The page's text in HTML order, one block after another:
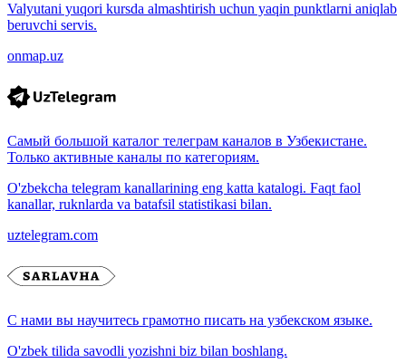
Valyutani yuqori kursda almashtirish uchun yaqin punktlarni aniqlab
beruvchi servis.
onmap.uz
Самый большой каталог телеграм каналов в Узбекистане.
Только активные каналы по категориям.
O'zbekcha telegram kanallarining eng katta katalogi. Faqt faol
kanallar, ruknlarda va batafsil statistikasi bilan.
uztelegram.com
С нами вы научитесь грамотно писать на узбекском языке.
O'zbek tilida savodli yozishni biz bilan boshlang.